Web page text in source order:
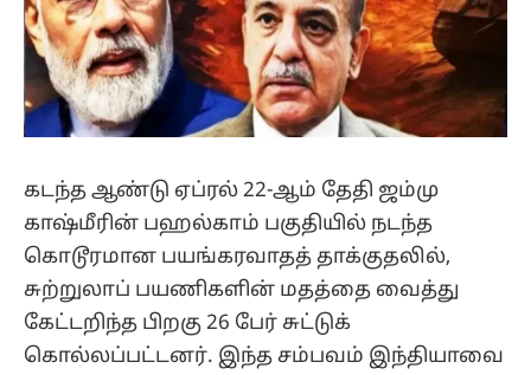
கடந்த ஆண்டு ஏப்ரல் 22-ஆம் தேதி ஜம்மு
காஷ்மீரின் பஹல்காம் பகுதியில் நடந்த
கொடூரமான பயங்கரவாதத் தாக்குதலில்,
சுற்றுலாப் பயணிகளின் மதத்தை வைத்து
கேட்டறிந்த பிறகு 26 பேர் சுட்டுக்
கொல்லப்பட்டனர். இந்த சம்பவம் இந்தியாவை